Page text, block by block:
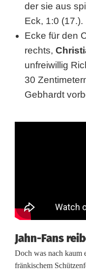
t
s
z
t
a
der sie aus
Eck, 1:0 (17.).
Ecke für den
rechts,
unfreiwillig
30
Gebhardt
Jahn-Fans
Doch was nach kaum
fränkischem